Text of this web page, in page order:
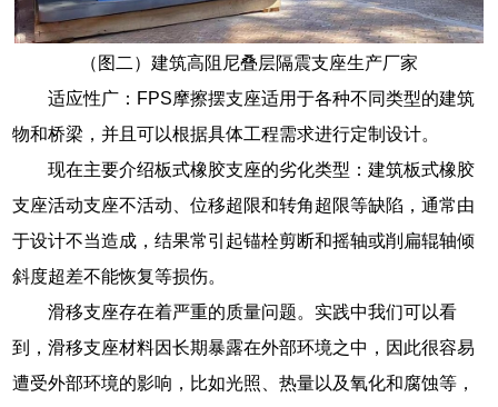
（图二）建筑高阻尼叠层隔震支座生产厂家
适应性广：FPS摩擦摆支座适用于各种不同类型的建筑
物和桥梁，并且可以根据具体工程需求进行定制设计。
现在主要介绍板式橡胶支座的劣化类型：建筑板式橡胶
支座活动支座不活动、位移超限和转角超限等缺陷，通常由
于设计不当造成，结果常引起锚栓剪断和摇轴或削扁辊轴倾
斜度超差不能恢复等损伤。
滑移支座存在着严重的质量问题。实践中我们可以看
到，滑移支座材料因长期暴露在外部环境之中，因此很容易
遭受外部环境的影响，比如光照、热量以及氧化和腐蚀等，